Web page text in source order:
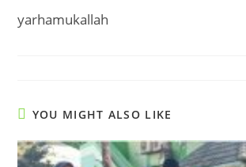
yarhamukallah
YOU MIGHT ALSO LIKE